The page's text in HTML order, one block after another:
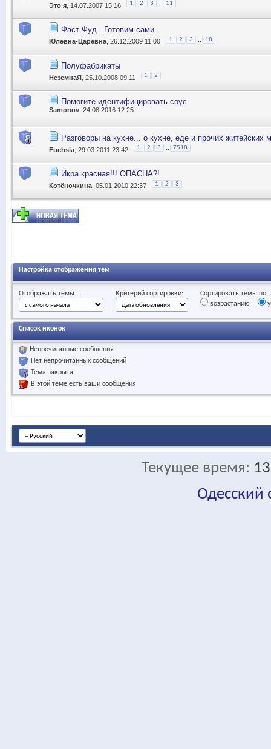
Это я , 14.07.2007 15:16 1 2 3 11
Фаст-Фуд.. Готовим сами..
Юлевна-Царевна , 26.12.2009 11:00 1 2 3 18
Полуфабрикаты
НеземнаЯ , 25.10.2008 09:11 1 2
Помогите идентифицировать соус
Samonov , 24.08.2016 12:25
Разговоры на кухне... о кухне, еде и прочих житейских
Fuchsia , 29.03.2011 23:42 1 2 3 7518
Икра красная!!! ОПАСНА?!
Котёночкина , 05.01.2010 22:37 1 2 3
Настройка отображения тем
Отображать темы ... Критерий сортировки:
Сортировать темы по...
возрастанию
Список иконок
Непрочитанные сообщения
Нет непрочитанных сообщений
Тема закрыта
В этой теме есть ваши сообщения
Текущее время:
Одесский